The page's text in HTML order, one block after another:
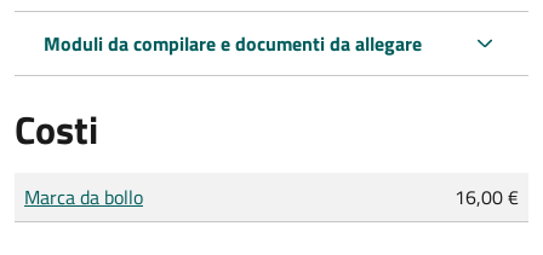
Moduli da compilare e documenti da allegare
Costi
Tipo di pagamento
Importo
Marca da bollo 16,00 €